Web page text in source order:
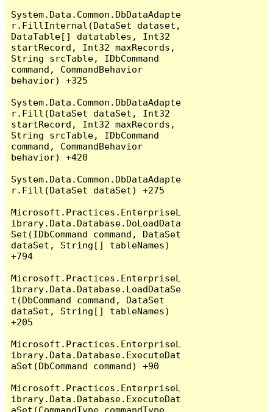
System.Data.Common.DbDataAdapte
r.FillInternal(DataSet dataset,
DataTable[] datatables, Int32
startRecord, Int32 maxRecords,
String srcTable, IDbCommand
command, CommandBehavior
behavior) +325
System.Data.Common.DbDataAdapte
r.Fill(DataSet dataSet, Int32
startRecord, Int32 maxRecords,
String srcTable, IDbCommand
command, CommandBehavior
behavior) +420
System.Data.Common.DbDataAdapte
r.Fill(DataSet dataSet) +275
Microsoft.Practices.EnterpriseL
ibrary.Data.Database.DoLoadData
Set(IDbCommand command, DataSet
dataSet, String[] tableNames)
+794
Microsoft.Practices.EnterpriseL
ibrary.Data.Database.LoadDataSe
t(DbCommand command, DataSet
dataSet, String[] tableNames)
+205
Microsoft.Practices.EnterpriseL
ibrary.Data.Database.ExecuteDat
aSet(DbCommand command) +90
Microsoft.Practices.EnterpriseL
ibrary.Data.Database.ExecuteDat
aSet(CommandType commandType,